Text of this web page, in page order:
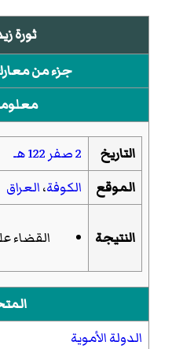
ثورة
جزء من
التاريخ 2 صفر
122 هـ
الموقع
الكوفة،العراق
النتيجة القضاء
الدولة الأموية